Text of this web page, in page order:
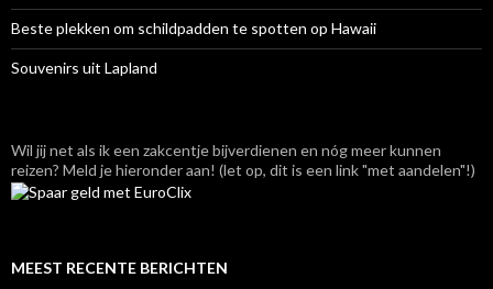
Beste plekken om schildpadden te spotten op Hawaii
Souvenirs uit Lapland
Wil jij net als ik een zakcentje bijverdienen en nóg meer kunnen
reizen? Meld je hieronder aan! (let op, dit is een link "met aandelen"!)
MEEST RECENTE BERICHTEN